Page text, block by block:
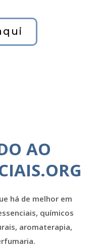
AO
há de melhor em
químicos
aromaterapia,